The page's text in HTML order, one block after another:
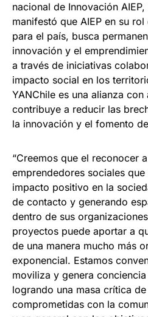
nacional de Innovación
manifestó que AIEP en su
para el país, busca
innovación y el
a través de iniciativas
impacto social en los
YANChile es una alianza
contribuye a reducir las
la innovación y el fomento
“Creemos que el reconocer
emprendedores sociales
impacto positivo en la
de contacto y generando
dentro de sus
proyectos puede aportar a
de una manera mucho más
exponencial. Estamos
moviliza y genera
logrando una masa crítica
comprometidas con la